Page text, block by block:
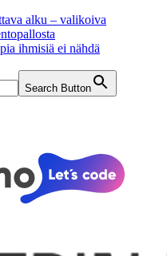
alku – valikoiva
ihmisiä ei nähdä
Search Button